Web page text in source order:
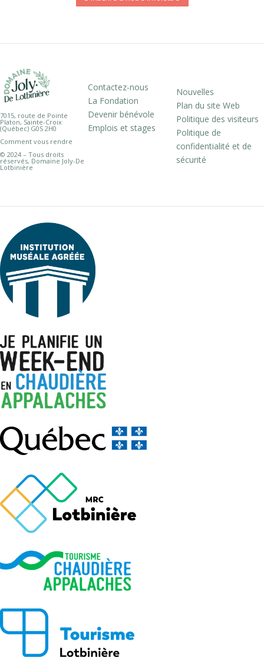
7015, route de Pointe
Platon, Sainte-Croix
(Québec) G0S 2H0
Comment vous rendre
© 2024 – Tous droits
réservés, Domaine Joly-De
Lotbinière
Contactez-nous
La Fondation
Devenir bénévole
Emplois et stages
Nouvelles
Plan du site Web
Politique des visiteurs
Politique de
confidentialité et de
sécurité